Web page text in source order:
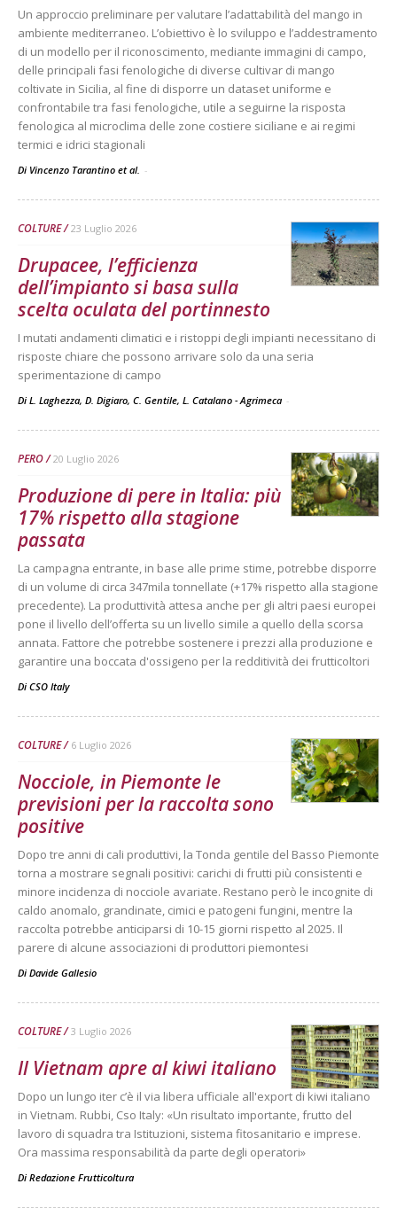
Un approccio preliminare per valutare l’adattabilità del mango in
ambiente mediterraneo. L’obiettivo è lo sviluppo e l’addestramento
di un modello per il riconoscimento, mediante immagini di campo,
delle principali fasi fenologiche di diverse cultivar di mango
coltivate in Sicilia, al fine di disporre un dataset uniforme e
confrontabile tra fasi fenologiche, utile a seguirne la risposta
fenologica al microclima delle zone costiere siciliane e ai regimi
termici e idrici stagionali
Di Vincenzo Tarantino et al. -
COLTURE 23 Luglio 2026
Drupacee, l’efficienza
dell’impianto si basa sulla
scelta oculata del portinnesto
I mutati andamenti climatici e i ristoppi degli impianti necessitano di
risposte chiare che possono arrivare solo da una seria
sperimentazione di campo
Di L. Laghezza, D. Digiaro, C. Gentile, L. Catalano - Agrimeca -
PERO 20 Luglio 2026
Produzione di pere in Italia: più
17% rispetto alla stagione
passata
La campagna entrante, in base alle prime stime, potrebbe disporre
di un volume di circa 347mila tonnellate (+17% rispetto alla stagione
precedente). La produttività attesa anche per gli altri paesi europei
pone il livello dell’offerta su un livello simile a quello della scorsa
annata. Fattore che potrebbe sostenere i prezzi alla produzione e
garantire una boccata d'ossigeno per la redditività dei frutticoltori
Di CSO Italy
COLTURE 6 Luglio 2026
Nocciole, in Piemonte le
previsioni per la raccolta sono
positive
Dopo tre anni di cali produttivi, la Tonda gentile del Basso Piemonte
torna a mostrare segnali positivi: carichi di frutti più consistenti e
minore incidenza di nocciole avariate. Restano però le incognite di
caldo anomalo, grandinate, cimici e patogeni fungini, mentre la
raccolta potrebbe anticiparsi di 10-15 giorni rispetto al 2025. Il
parere di alcune associazioni di produttori piemontesi
Di Davide Gallesio
COLTURE 3 Luglio 2026
Il Vietnam apre al kiwi italiano
Dopo un lungo iter c’è il via libera ufficiale all'export di kiwi italiano
in Vietnam. Rubbi, Cso Italy: «Un risultato importante, frutto del
lavoro di squadra tra Istituzioni, sistema fitosanitario e imprese.
Ora massima responsabilità da parte degli operatori»
Di Redazione Frutticoltura